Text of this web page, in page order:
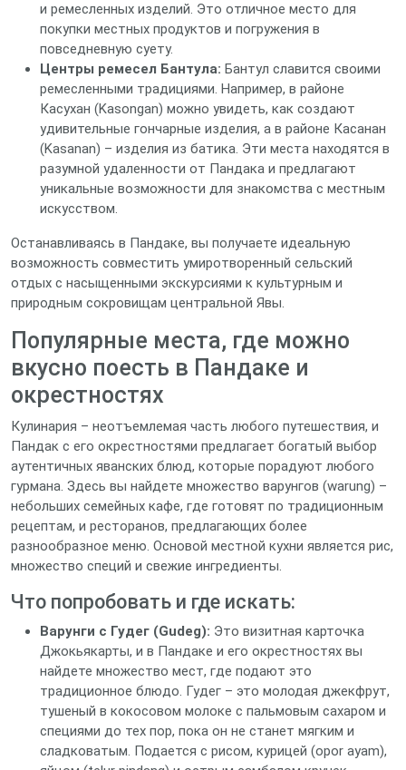
и ремесленных изделий. Это отличное место для
покупки местных продуктов и погружения в
повседневную суету.
Центры ремесел Бантула: Бантул славится своими
ремесленными традициями. Например, в районе
Касухан (Kasongan) можно увидеть, как создают
удивительные гончарные изделия, а в районе Касанан
(Kasanan) – изделия из батика. Эти места находятся в
разумной удаленности от Пандака и предлагают
уникальные возможности для знакомства с местным
искусством.
Останавливаясь в Пандаке, вы получаете идеальную
возможность совместить умиротворенный сельский
отдых с насыщенными экскурсиями к культурным и
природным сокровищам центральной Явы.
Популярные места, где можно
вкусно поесть в Пандаке и
окрестностях
Кулинария – неотъемлемая часть любого путешествия, и
Пандак с его окрестностями предлагает богатый выбор
аутентичных яванских блюд, которые порадуют любого
гурмана. Здесь вы найдете множество варунгов (warung) –
небольших семейных кафе, где готовят по традиционным
рецептам, и ресторанов, предлагающих более
разнообразное меню. Основой местной кухни является рис,
множество специй и свежие ингредиенты.
Что попробовать и где искать:
Варунги с Гудег (Gudeg): Это визитная карточка
Джокьякарты, и в Пандаке и его окрестностях вы
найдете множество мест, где подают это
традиционное блюдо. Гудег – это молодая джекфрут,
тушеный в кокосовом молоке с пальмовым сахаром и
специями до тех пор, пока он не станет мягким и
сладковатым. Подается с рисом, курицей (opor ayam),